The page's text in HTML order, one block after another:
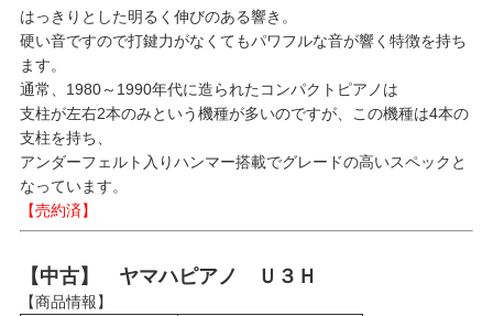
はっきりとした明るく伸びのある響き。
硬い音ですので打鍵力がなくてもパワフルな音が響く特徴を持ち
ます。
通常、1980～1990年代に造られたコンパクトピアノは
支柱が左右2本のみという機種が多いのですが、この機種は4本の
支柱を持ち、
アンダーフェルト入りハンマー搭載でグレードの高いスペックと
なっています。
【売約済】
【中古】 ヤマハピアノ Ｕ３Ｈ
【商品情報】